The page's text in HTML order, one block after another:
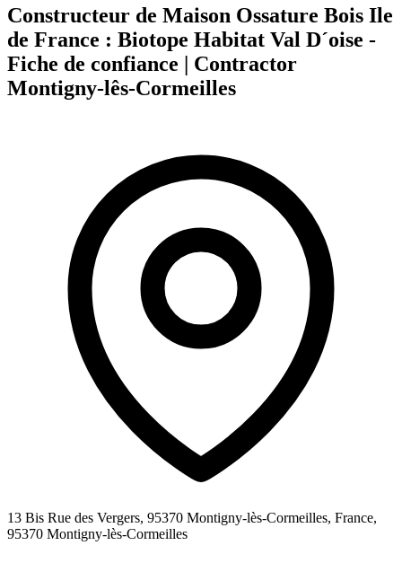
Constructeur de Maison Ossature Bois Ile
de France : Biotope Habitat Val D´oise -
Fiche de confiance | Contractor
Montigny-lês-Cormeilles
13 Bis Rue des Vergers, 95370 Montigny-lès-Cormeilles, France,
95370 Montigny-lès-Cormeilles